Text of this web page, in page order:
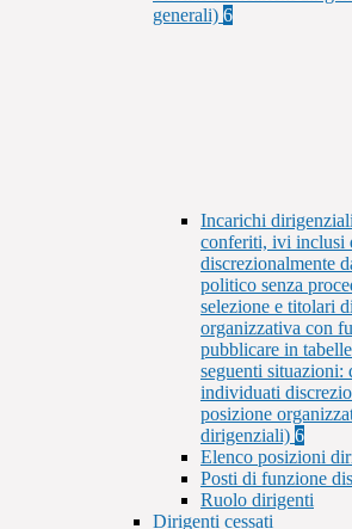
generali) 6
Incarichi
conferiti, ivi inclusi
discrezionalmente
politico senza
selezione e titolari
organizzativa con
pubblicare in
seguenti
individuati
posizione
dirigenziali) 6
Elenco posizioni
Posti di funzione
Ruolo dirigenti
Dirigenti cessati